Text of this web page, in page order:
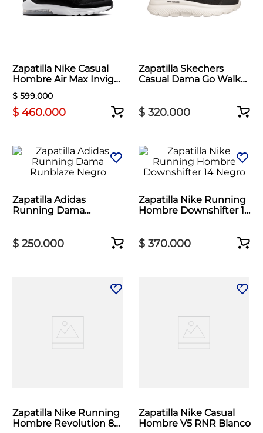
Zapatilla Nike Casual
Hombre Air Max Invigor
Negro
$ 599.000
$ 460.000
Zapatilla Skechers
Casual Dama Go Walk
$ 320.000
Zapatilla Adidas
Running Dama
$ 250.000
Zapatilla Nike Running
Hombre Downshifter 14
$ 370.000
Zapatilla Nike Running
Hombre Revolution 8
Zapatilla Nike Casual
Hombre V5 RNR Blanco